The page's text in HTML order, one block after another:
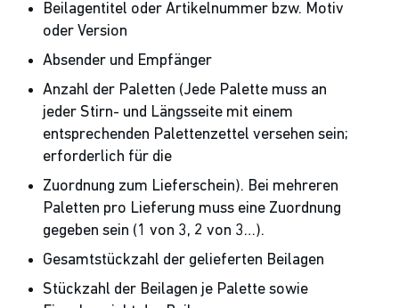
Beilagentitel oder Artikelnummer bzw. Motiv
oder Version
Absender und Empfänger
Anzahl der Paletten (Jede Palette muss an
jeder Stirn- und Längsseite mit einem
entsprechenden Palettenzettel versehen sein;
erforderlich für die
Zuordnung zum Lieferschein). Bei mehreren
Paletten pro Lieferung muss eine Zuordnung
gegeben sein (1 von 3, 2 von 3…).
Gesamtstückzahl der gelieferten Beilagen
Stückzahl der Beilagen je Palette sowie